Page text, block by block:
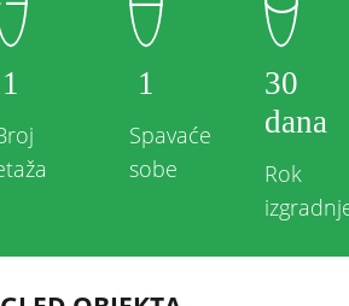
1 1
Spavaće
sobe
30
dana
Rok